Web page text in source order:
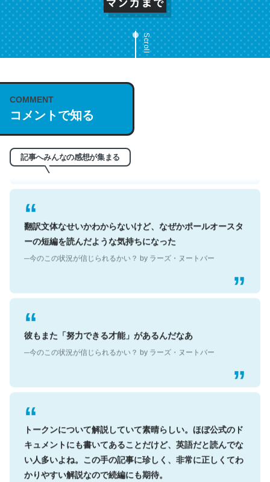
Scroll
COMMENT
コメントで知る
記事へみんなの感想が集まる
これは名文。彼はとてもクレバーなんだろうなと凄く思
う。英語少しでも読める人は原文もお勧め。自分はこの流
れ好き。Let’s Fucking Go. Then Covid hit. Shit.
翻訳文体なせいかわからないけど、なぜかポールオースタ
ーの短編を読んだような気持ちになった
─今のこの状況が信じられるかい？ by ラーズ・ヌートバー
彼もまた「努力できる才能」があるんだなあ
─今のこの状況が信じられるかい？ by ラーズ・ヌートバー
トークンについて解説していて素晴らしい。ほぼ公式のド
キュメントにも書いてあることだけど、英語だと読んでな
い人多いよね。この手の記事に珍しく、非常に正しくてわ
かりやすい解説なので続編にも期待。